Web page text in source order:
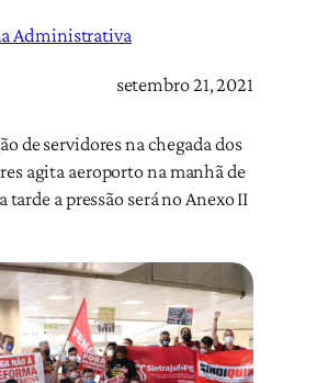
Administrativa
setembro 21, 2021
de servidores na chegada dos
agita aeroporto na manhã de
tarde a pressão será no Anexo II